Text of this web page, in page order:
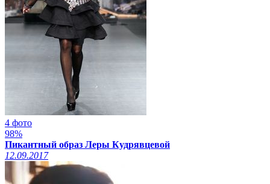
4 фото
98%
Пикантный образ Леры Кудрявцевой
12.09.2017